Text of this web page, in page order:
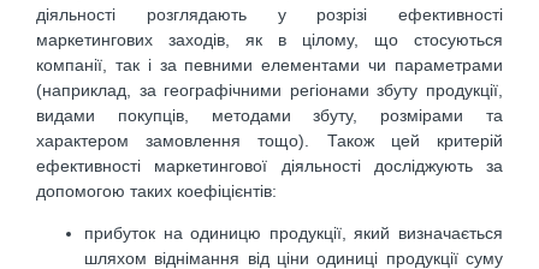
діяльності розглядають у розрізі ефективності
маркетингових заходів, як в цілому, що стосуються
компанії, так і за певними елементами чи параметрами
(наприклад, за географічними регіонами збуту продукції,
видами покупців, методами збуту, розмірами та
характером замовлення тощо). Також цей критерій
ефективності маркетингової діяльності досліджують за
допомогою таких коефіцієнтів:
прибуток на одиницю продукції, який визначається
шляхом віднімання від ціни одиниці продукції суму